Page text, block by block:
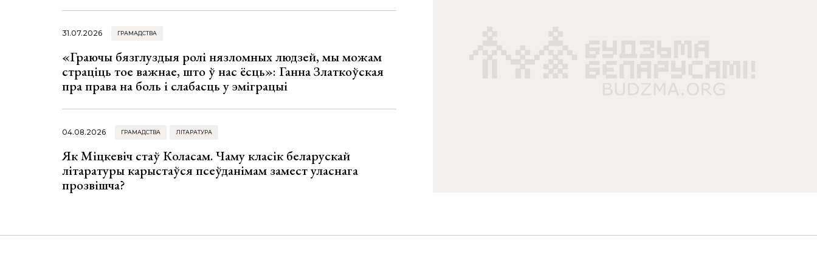
31.07.2026 ГРАМАДСТВА
«Граючы бязглуздыя ролі нязломных людзей, мы можам
страціць тое важнае, што ў нас ёсць»: Ганна Златкоўская
пра права на боль і слабасць у эміграцыі
04.08.2026 ГРАМАДСТВА ЛІТАРАТУРА
Як Міцкевіч стаў Коласам. Чаму класік беларускай
літаратуры карыстаўся псеўданімам замест уласнага
прозвішча?